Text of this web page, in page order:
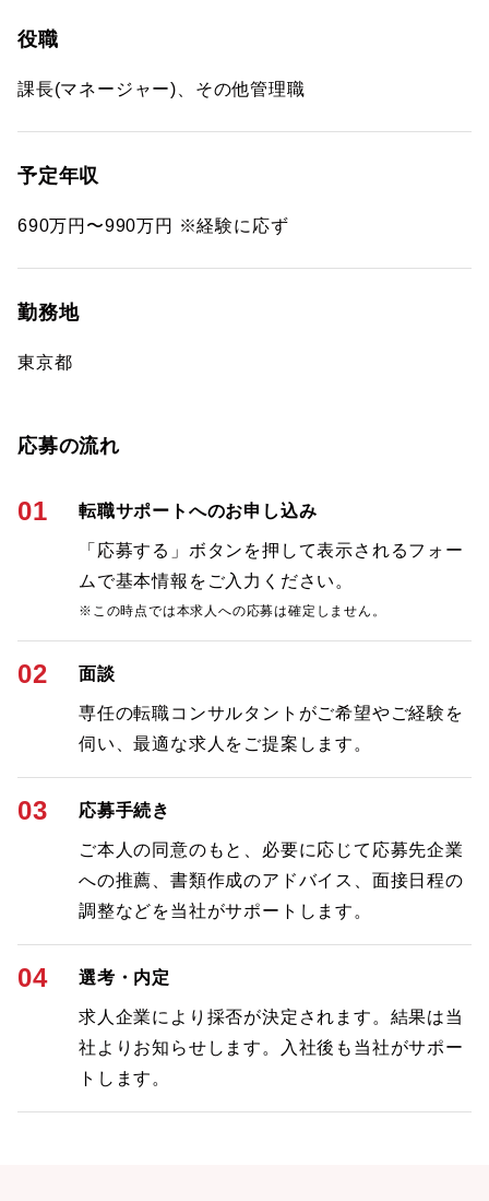
役職
課長(マネージャー)、その他管理職
予定年収
690万円〜990万円 ※経験に応ず
勤務地
東京都
応募の流れ
01 転職サポートへのお申し込み
「応募する」ボタンを押して表示されるフォー
ムで基本情報をご入力ください。
※この時点では本求人への応募は確定しません。
02 面談
専任の転職コンサルタントがご希望やご経験を
伺い、最適な求人をご提案します。
03 応募手続き
ご本人の同意のもと、必要に応じて応募先企業
への推薦、書類作成のアドバイス、面接日程の
調整などを当社がサポートします。
04 選考・内定
求人企業により採否が決定されます。結果は当
社よりお知らせします。入社後も当社がサポー
トします。